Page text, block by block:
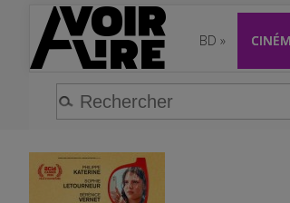
BD »